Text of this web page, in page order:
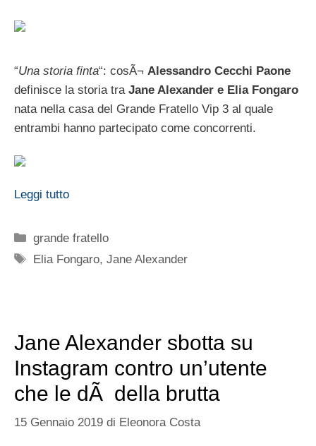
“Una storia finta“: cosÃ¬ Alessandro Cecchi Paone
definisce la storia tra Jane Alexander e Elia Fongaro
nata nella casa del Grande Fratello Vip 3 al quale
entrambi hanno partecipato come concorrenti.
Leggi tutto
Categorie
grande fratello
Tag
Elia Fongaro,Jane Alexander
Jane Alexander sbotta su
Instagram contro un’utente
che le dÃ della brutta
15 Gennaio 2019 di Eleonora Costa